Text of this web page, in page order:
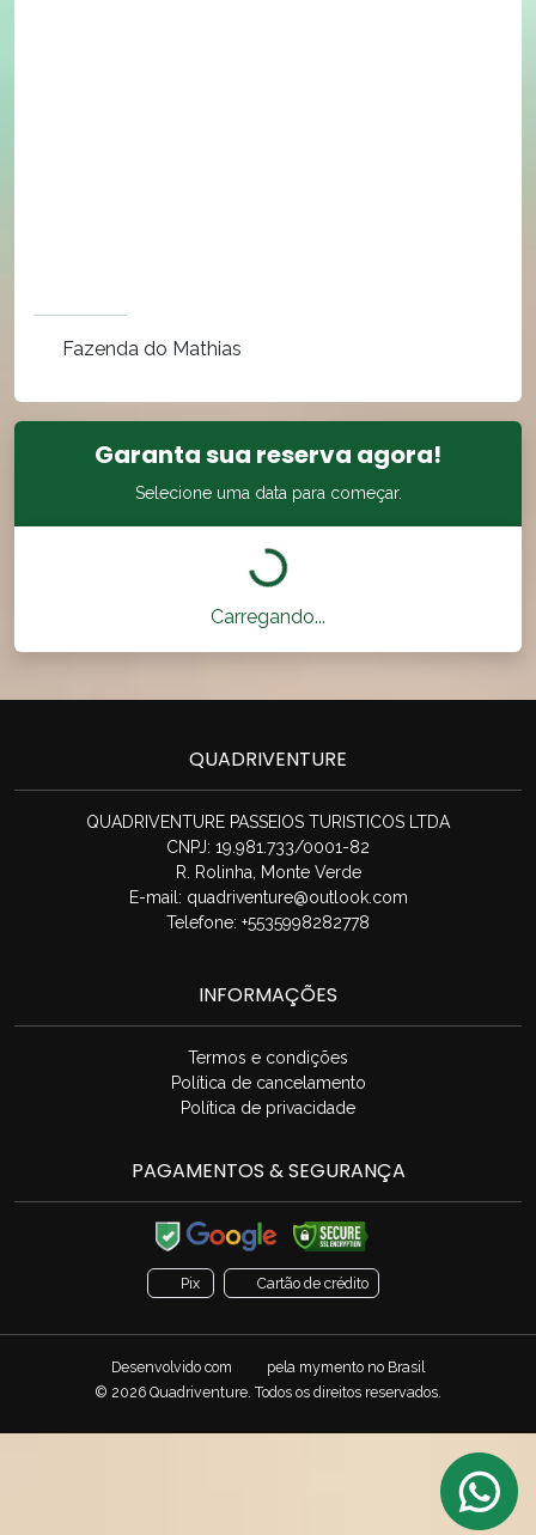
Fazenda do Mathias
Garanta sua reserva agora!
Selecione uma data para começar.
Carregando...
QUADRIVENTURE
QUADRIVENTURE PASSEIOS TURISTICOS LTDA
CNPJ: 19.981.733/0001-82
R. Rolinha, Monte Verde
E-mail: quadriventure@outlook.com
Telefone: +5535998282778
INFORMAÇÕES
Termos e condições
Política de cancelamento
Política de privacidade
PAGAMENTOS & SEGURANÇA
Pix Cartão de crédito
Desenvolvido com pela mymento no Brasil
© 2026 Quadriventure. Todos os direitos reservados.